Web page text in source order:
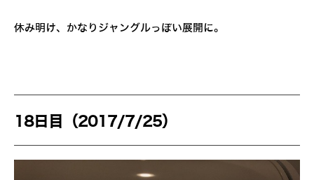
休み明け、かなりジャングルっぽい展開に。
18日目（2017/7/25）